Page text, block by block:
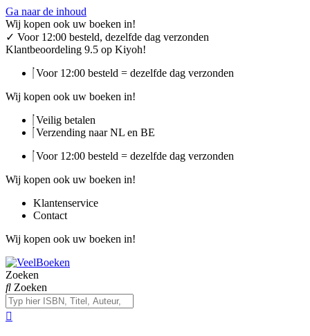
Ga naar de inhoud
Wij kopen ook uw boeken in!
✓ Voor 12:00 besteld, dezelfde dag verzonden
Klantbeoordeling 9.5 op Kiyoh!
Voor 12:00 besteld = dezelfde dag verzonden
Wij kopen ook uw boeken in!
Veilig betalen
Verzending naar NL en BE
Voor 12:00 besteld = dezelfde dag verzonden
Wij kopen ook uw boeken in!
Klantenservice
Contact
Wij kopen ook uw boeken in!
Zoeken
Zoeken